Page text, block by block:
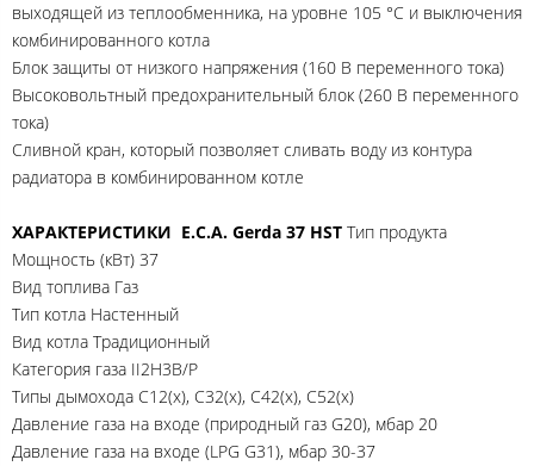
выходящей из теплообменника, на уровне 105 °С и выключения
комбинированного котла
Блок защиты от низкого напряжения (160 В переменного тока)
Высоковольтный предохранительный блок (260 В переменного
тока)
Сливной кран, который позволяет сливать воду из контура
радиатора в комбинированном котле
ХАРАКТЕРИСТИКИ E.C.A. Gerda 37 HST Тип продукта
Мощность (кВт) 37
Вид топлива Газ
Тип котла Настенный
Вид котла Традиционный
Категория газа II2H3B/P
Типы дымохода C12(x), C32(x), C42(x), C52(x)
Давление газа на входе (природный газ G20), мбар 20
Давление газа на входе (LPG G31), мбар 30-37